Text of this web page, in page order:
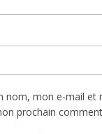
nom, mon e-mail et
prochain